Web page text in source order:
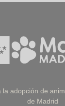
la adopción de
de Madrid